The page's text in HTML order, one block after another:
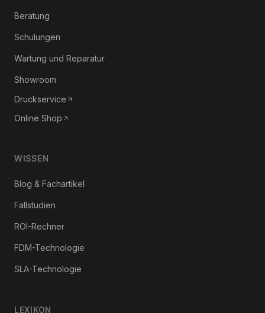
Beratung
Schulungen
Wartung und Reparatur
Showroom
Druckservice
Online Shop
WISSEN
Blog & Fachartikel
Fallstudien
ROI-Rechner
FDM-Technologie
SLA-Technologie
LEXIKON